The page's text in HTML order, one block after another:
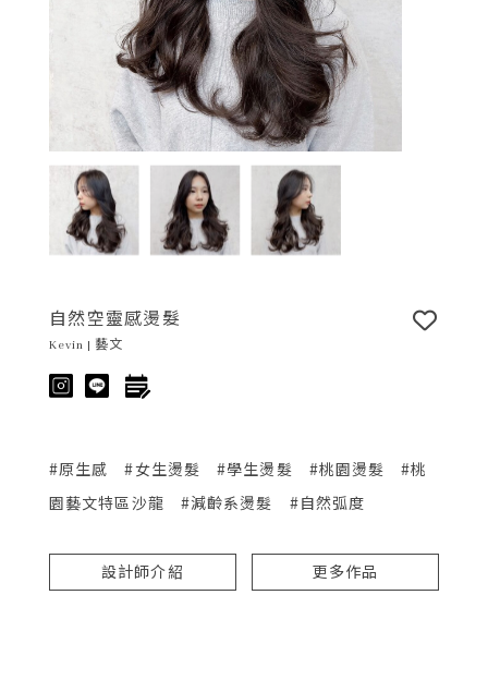
自然空靈感燙髮
Kevin | 藝文
#原生感 #女生燙髮 #學生燙髮 #桃園燙髮
#桃
園藝文特區沙龍
#減齡系燙髮 #自然弧度
設計師介紹 更多作品